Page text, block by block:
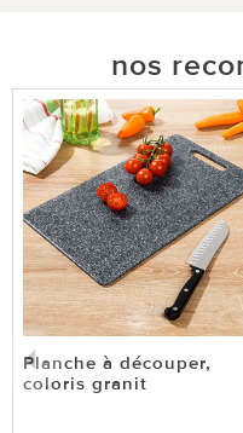
nos
Planche à découper,
coloris granit